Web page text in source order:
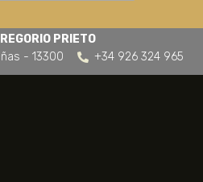
PRIETO
- 13300
+34 926 324 965